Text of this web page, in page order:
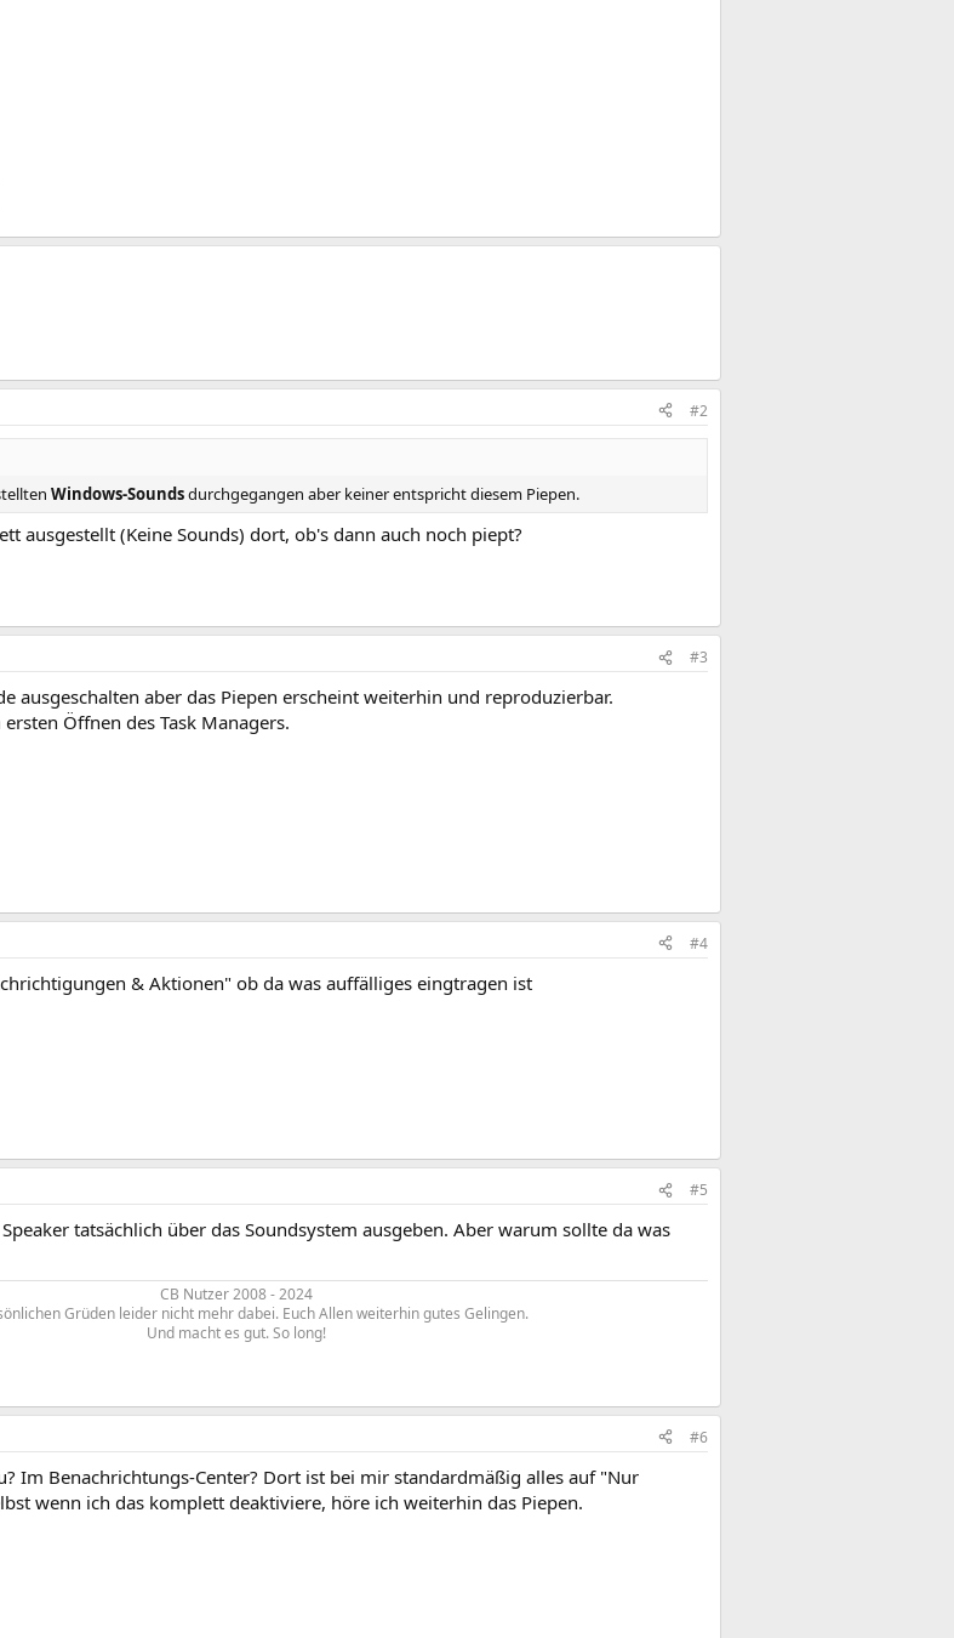
#2
Windows-Soundsdurchgegangen aber keiner entspricht diesem Piepen.
ausgestellt (Keine Sounds) dort, ob's dann auch noch piept?
#3
ausgeschalten aber das Piepen erscheint weiterhin und reproduzierbar.
Öffnen des Task Managers.
#4
& Aktionen" ob da was auffälliges eingtragen ist
#5
tatsächlich über das Soundsystem ausgeben. Aber warum sollte da was
CB Nutzer 2008 - 2024
Grüden leider nicht mehr dabei. Euch Allen weiterhin gutes Gelingen.
Und macht es gut. So long!​
#6
Im Benachrichtungs-Center? Dort ist bei mir standardmäßig alles auf "Nur
wenn ich das komplett deaktiviere, höre ich weiterhin das Piepen.